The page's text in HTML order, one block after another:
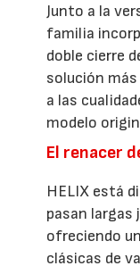
Junto a la
familia
doble cierre
solución
a las
modelo
El renacer
HELIX está
pasan largas
ofreciendo
clásicas de